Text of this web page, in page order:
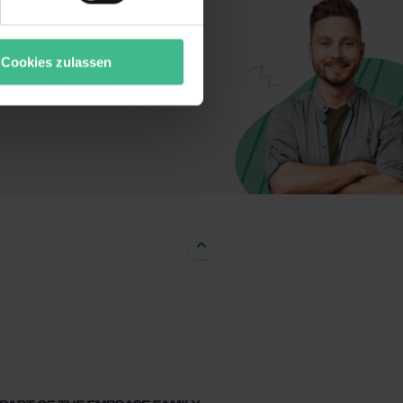
zulassen, triff deine
von Cookies der
(EuGH –
oder teilweise über
Informationen zu den
Cookies zulassen